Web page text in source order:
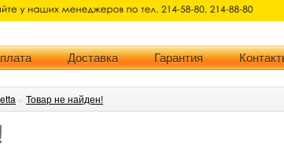
Доставка Гарантия
» Товар не найден!